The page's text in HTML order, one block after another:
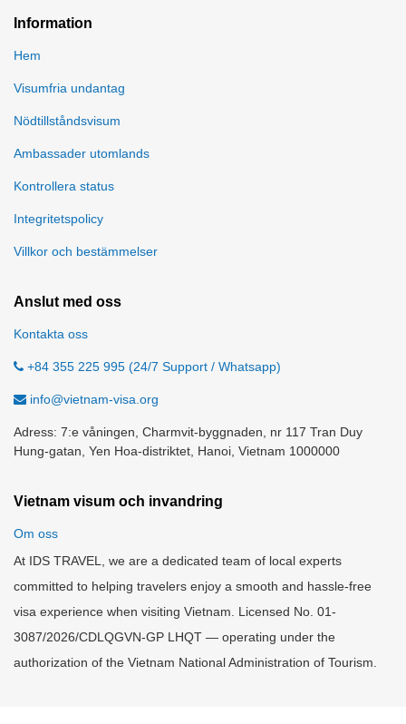
Information
Hem
Visumfria undantag
Nödtillståndsvisum
Ambassader utomlands
Kontrollera status
Integritetspolicy
Villkor och bestämmelser
Anslut med oss
Kontakta oss
+84 355 225 995 (24/7 Support / Whatsapp)
info@vietnam-visa.org
Adress: 7:e våningen, Charmvit-byggnaden, nr 117 Tran Duy
Hung-gatan, Yen Hoa-distriktet, Hanoi, Vietnam 1000000
Vietnam visum och invandring
Om oss
At IDS TRAVEL, we are a dedicated team of local experts
committed to helping travelers enjoy a smooth and hassle-free
visa experience when visiting Vietnam. Licensed No. 01-
3087/2026/CDLQGVN-GP LHQT — operating under the
authorization of the Vietnam National Administration of Tourism.